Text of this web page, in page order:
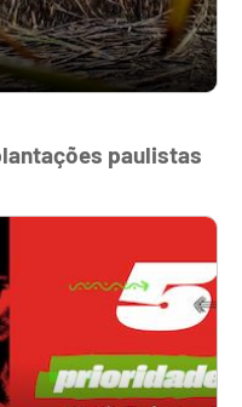
paulistas